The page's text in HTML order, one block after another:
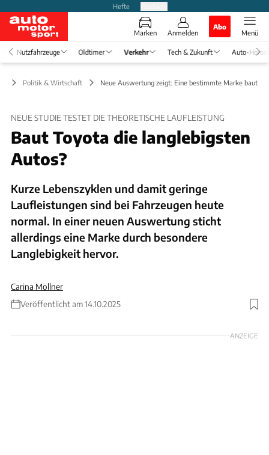
Hefte
Marken Anmelden
Abo
Menü
Nutzfahrzeuge Oldtimer Verkehr Tech & Zukunft Auto-
Politik & Wirtschaft Neue Auswertung zeigt: Eine bestimmte Marke baut
NEUE STUDIE TESTET DIE THEORETISCHE LAUFLEISTUNG
Baut Toyota die langlebigsten
Autos?
Kurze Lebenszyklen und damit geringe
Laufleistungen sind bei Fahrzeugen heute
normal. In einer neuen Auswertung sticht
allerdings eine Marke durch besondere
Langlebigkeit hervor.
Carina Mollner
Veröffentlicht am 14.10.2025
Foto: Sven Krieger
ANZEIGE